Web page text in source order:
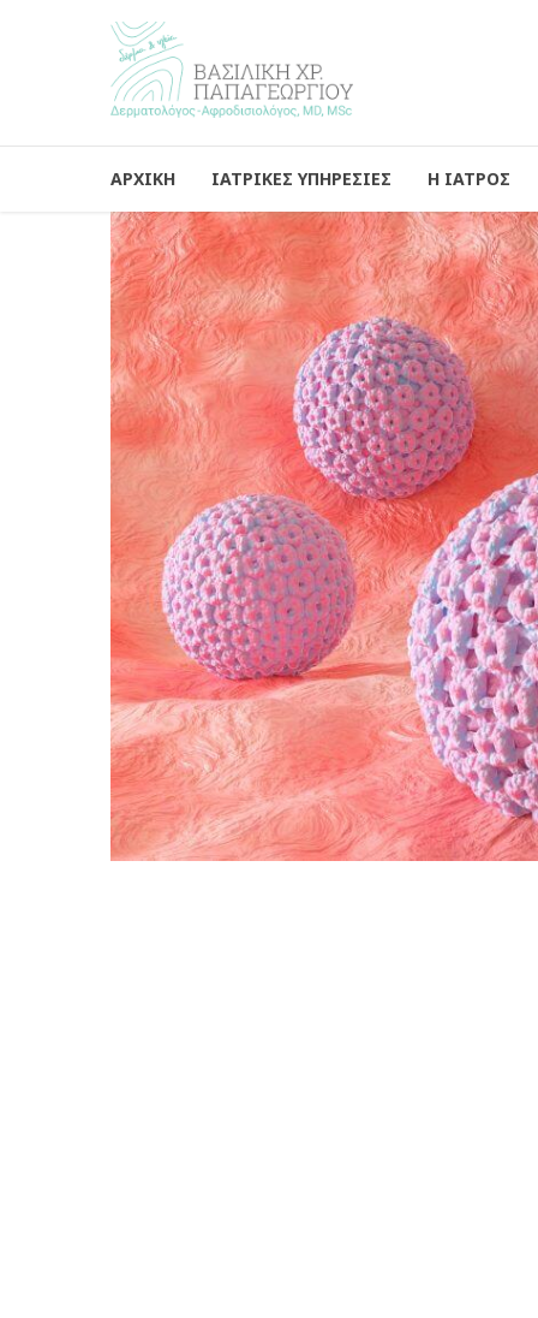
ΑΡΧΙΚΗ ΙΑΤΡΙΚΕΣ ΥΠΗΡΕΣΙΕΣ Η ΙΑΤΡΟΣ